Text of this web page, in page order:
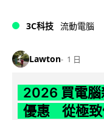
3C科技 流動電腦
Lawton 1 日
2026 買電腦
優惠 從極致